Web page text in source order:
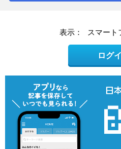
表示： スマート
ログ